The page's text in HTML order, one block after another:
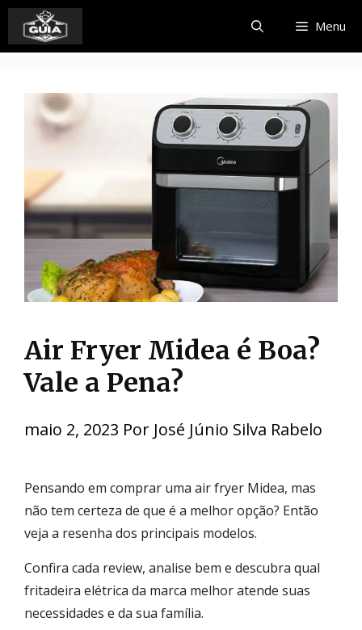
Pular
para
o
Menu
Air Fryer Midea é Boa?
Vale a Pena?
maio 2, 2023 Por José Júnio Silva Rabelo
Pensando em comprar uma air fryer Midea, mas
não tem certeza de que é a melhor opção? Então
veja a resenha dos principais modelos.
Confira cada review, analise bem e descubra qual
fritadeira elétrica da marca melhor atende suas
necessidades e da sua família.